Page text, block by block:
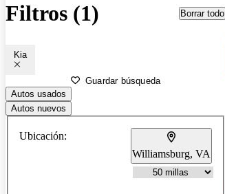
Filtros (1) Borrar todo
Kia
Guardar búsqueda
Autos usados
Autos nuevos
Ubicación:
Williamsburg, VA